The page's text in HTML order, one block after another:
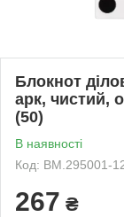
Блокнот
арк, чистий,
(50)
В наявності
Код: BM.295001-
267 ₴